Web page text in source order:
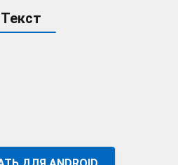
Текст